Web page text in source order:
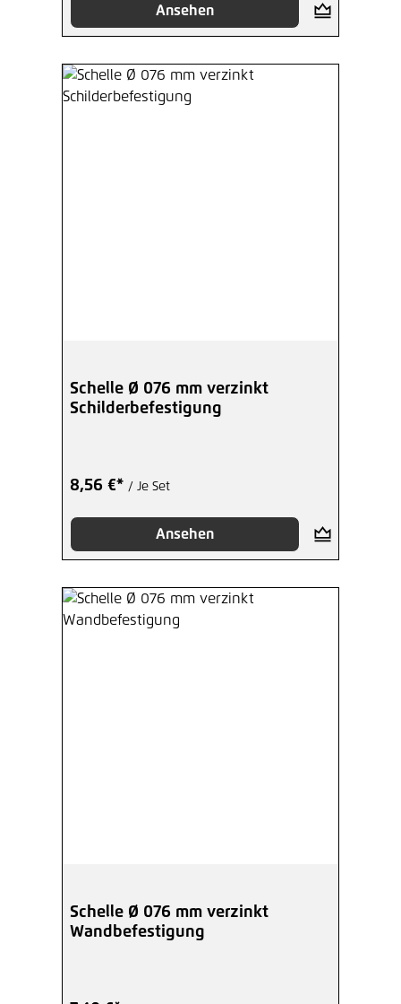
Ansehen
Schelle Ø 076 mm verzinkt
Schilderbefestigung
8,56 €* / Je Set
Ansehen
Schelle Ø 076 mm verzinkt
Wandbefestigung